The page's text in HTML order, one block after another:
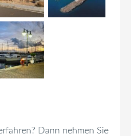
Dann nehmen Sie